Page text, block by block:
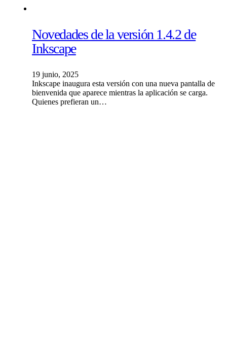
Novedades de la versión 1.4.2 de
Inkscape
19 junio, 2025
Inkscape inaugura esta versión con una nueva pantalla de
bienvenida que aparece mientras la aplicación se carga.
Quienes prefieran un…